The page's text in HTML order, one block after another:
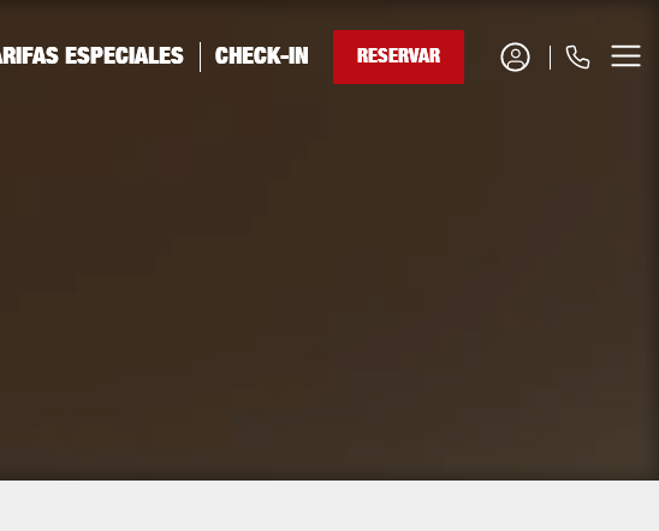
RESERVAR
ESPECIALES CHECK-IN ×